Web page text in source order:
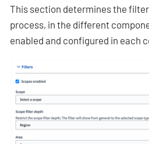
This section determines the
process, in the different
enabled and configured in each